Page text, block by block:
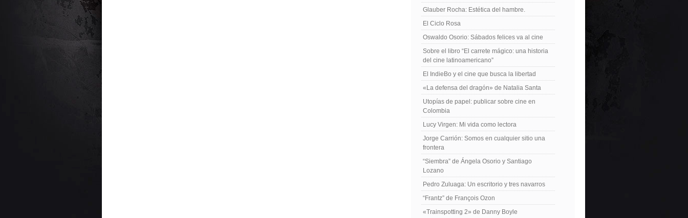
Glauber Rocha: Estética del hambre.
El Ciclo Rosa
Oswaldo Osorio: Sábados felices va al cine
Sobre el libro “El carrete mágico: una historia
del cine latinoamericano”
El IndieBo y el cine que busca la libertad
«La defensa del dragón» de Natalia Santa
Utopías de papel: publicar sobre cine en
Colombia
Lucy Virgen: Mi vida como lectora
Jorge Carrión: Somos en cualquier sitio una
frontera
“Siembra” de Ángela Osorio y Santiago
Lozano
Pedro Zuluaga: Un escritorio y tres navarros
“Frantz” de François Ozon
«Trainspotting 2» de Danny Boyle